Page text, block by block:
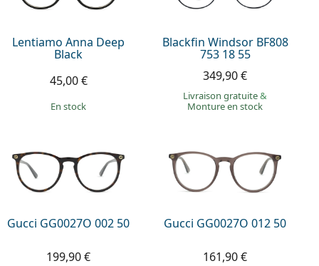
Lentiamo Anna Deep
Black
45,00 €
en stock
Blackfin Windsor BF808
753 18 55
349,90 €
Livraison gratuite&
Monture en stock
Gucci GG0027O 002 50
199,90 €
Gucci GG0027O 012 50
161,90 €